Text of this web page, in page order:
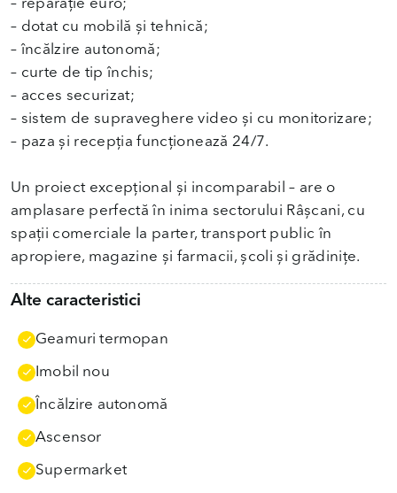
– reparație euro;
– dotat cu mobilă și tehnică;
– încălzire autonomă;
– curte de tip închis;
– acces securizat;
– sistem de supraveghere video și cu monitorizare;
– paza și recepția funcționează 24/7.
Un proiect excepțional și incomparabil – are o
amplasare perfectă în inima sectorului Râșcani, cu
spații comerciale la parter, transport public în
apropiere, magazine și farmacii, școli și grădinițe.
Alte caracteristici
Geamuri termopan
Imobil nou
Încălzire autonomă
Ascensor
Supermarket